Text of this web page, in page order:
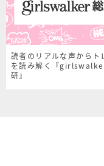
読者のリアルな声からト
を読み解く『
研』